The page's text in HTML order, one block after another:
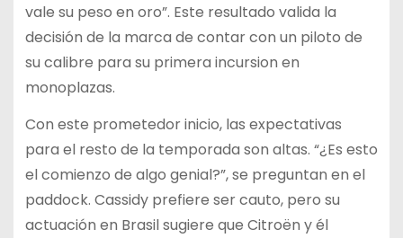
vale su peso en oro”. Este resultado valida la
decisión de la marca de contar con un piloto de
su calibre para su primera incursion en
monoplazas.
Con este prometedor inicio, las expectativas
para el resto de la temporada son altas. “¿Es esto
el comienzo de algo genial?”, se preguntan en el
paddock. Cassidy prefiere ser cauto, pero su
actuación en Brasil sugiere que Citroën y él